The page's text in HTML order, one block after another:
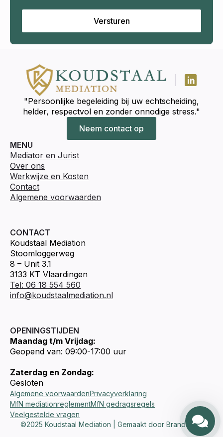
Versturen
"Persoonlijke begeleiding bij uw echtscheiding,
helder, respectvol en zonder onnodige stress."
Neem contact op
MENU
Mediator en Jurist
Over ons
Werkwijze en Kosten
Contact
Algemene voorwaarden
CONTACT
Koudstaal Mediation
Stoomloggerweg
8 – Unit 3.1
3133 KT Vlaardingen
Tel: 06 18 554 560
info@koudstaalmediation.nl
OPENINGSTIJDEN
Maandag t/m Vrijdag:
Geopend van: 09:00-17:00 uur
Zaterdag en Zondag:
Gesloten
Algemene voorwaardenPrivacyverklaring
MfN mediationreglementMfN gedragsregels
Veelgestelde vragen
©2025 Koudstaal Mediation | Gemaakt door Brandways